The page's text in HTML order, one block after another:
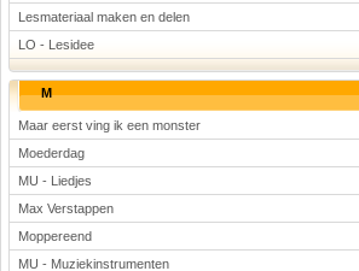
Lesmateriaal maken en delen
LO - Lesidee
M
Maar eerst ving ik een monster
Moederdag
MU - Liedjes
Max Verstappen
Moppereend
MU - Muziekinstrumenten